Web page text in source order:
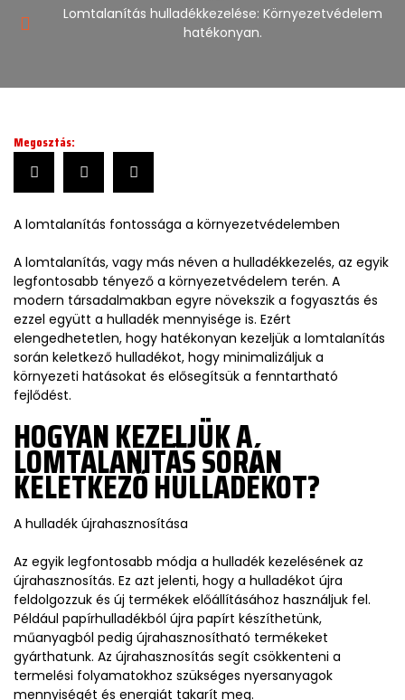
Lomtalanítás hulladékkezelése: Környezetvédelem
hatékonyan.
Megosztás:
A lomtalanítás fontossága a környezetvédelemben
A lomtalanítás, vagy más néven a hulladékkezelés, az egyik
legfontosabb tényező a környezetvédelem terén. A
modern társadalmakban egyre növekszik a fogyasztás és
ezzel együtt a hulladék mennyisége is. Ezért
elengedhetetlen, hogy hatékonyan kezeljük a lomtalanítás
során keletkező hulladékot, hogy minimalizáljuk a
környezeti hatásokat és elősegítsük a fenntartható
fejlődést.
HOGYAN KEZELJÜK A
LOMTALANÍTÁS SORÁN
KELETKEZŐ HULLADÉKOT?
A hulladék újrahasznosítása
Az egyik legfontosabb módja a hulladék kezelésének az
újrahasznosítás. Ez azt jelenti, hogy a hulladékot újra
feldolgozzuk és új termékek előállításához használjuk fel.
Például papírhulladékból újra papírt készíthetünk,
műanyagból pedig újrahasznosítható termékeket
gyárthatunk. Az újrahasznosítás segít csökkenteni a
termelési folyamatokhoz szükséges nyersanyagok
mennyiségét és energiát takarít meg.